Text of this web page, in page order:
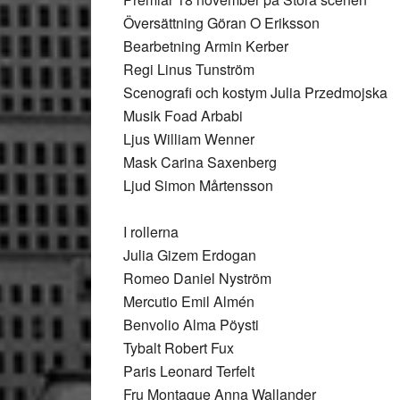
Översättning Göran O Eriksson
Bearbetning Armin Kerber
Regi Linus Tunström
Scenografi och kostym Julia Przedmojska
Musik Foad Arbabi
Ljus William Wenner
Mask Carina Saxenberg
Ljud Simon Mårtensson
I rollerna
Julia Gizem Erdogan
Romeo Daniel Nyström
Mercutio Emil Almén
Benvolio Alma Pöysti
Tybalt Robert Fux
Paris Leonard Terfelt
Fru Montague Anna Wallander